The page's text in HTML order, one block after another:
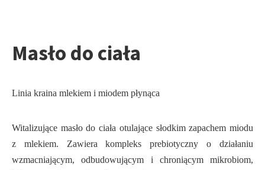
Masło do ciała
Linia kraina mlekiem i miodem płynąca
Witalizujące masło do ciała otulające słodkim zapachem miodu
z mlekiem. Zawiera kompleks prebiotyczny o działaniu
wzmacniającym, odbudowującym i chroniącym mikrobiom,